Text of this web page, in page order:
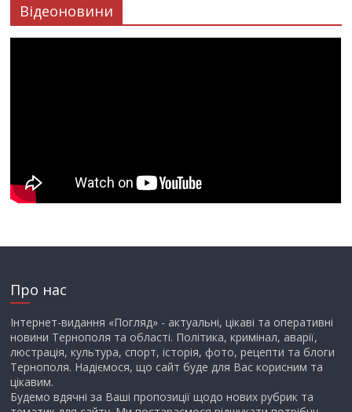
Відеоновини
Про нас
Інтернет-видання «Погляд» - актуальні, цікаві та оперативні
новини Тернополя та області. Політика, кримінал, аварії,
люстрація, культура, спорт, історія, фото, рецепти та блоги
Тернополя. Надіємося, що сайт буде для Вас корисним та
цікавим.
Будемо вдячні за Ваші пропозиції щодо нових рубрик та